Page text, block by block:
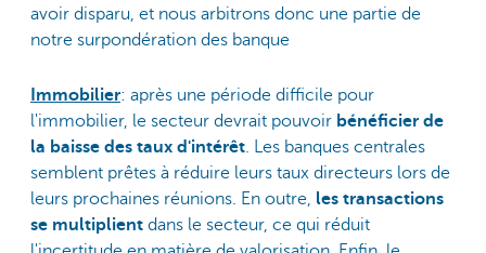
avoir disparu, et nous arbitrons donc une partie de
notre surpondération des banque
Immobilier: après une période difficile pour
l'immobilier, le secteur devrait pouvoir bénéficier de
la baisse des taux d'intérêt. Les banques centrales
semblent prêtes à réduire leurs taux directeurs lors de
leurs prochaines réunions. En outre, les transactions
se multiplient dans le secteur, ce qui réduit